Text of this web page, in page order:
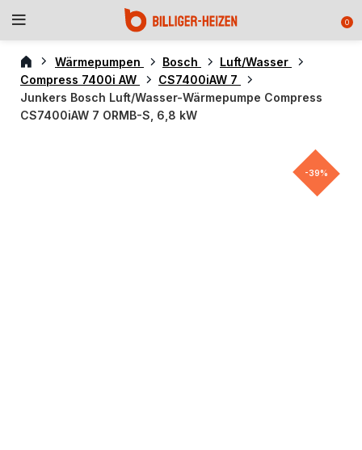
0
Wärmepumpen Bosch
Luft/Wasser
Compress 7400i AW
CS7400iAW 7
Junkers Bosch Luft/Wasser-Wärmepumpe Compress
CS7400iAW 7 ORMB-S, 6,8 kW
-39%